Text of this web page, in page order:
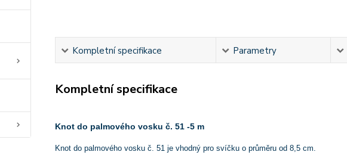
Kompletní specifikace Parametry
Kompletní specifikace
Knot do palmového vosku č. 51 -5 m
Knot do palmového vosku č. 51 je vhodný pro svíčku o průměru od 8,5 cm.